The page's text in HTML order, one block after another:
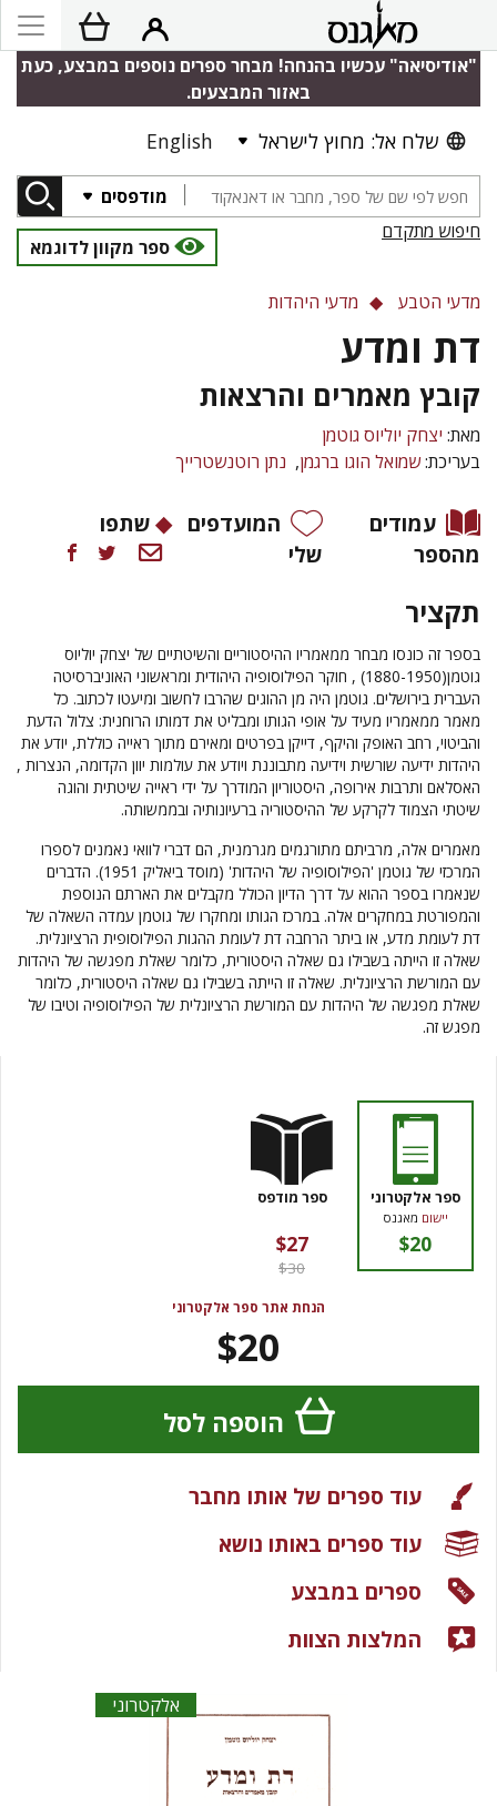
"אודיסיאה" עכשיו בהנחה! מבחר ספרים נוספים במבצע, כעת
באזור המבצעים.
שלח אל: מחוץ לישראל English
מודפסים
חיפוש מתקדם
ספר מקוון לדוגמא
אלקטרוני
מדעי הטבע מדעי היהדות
דת ומדע
קובץ מאמרים והרצאות
מאת: יצחק יוליוס גוטמן
בעריכת:שמואל הוגו ברגמן נתן רוטנשטרייך
עמודים
מהספר
המועדפים
שלי
שתפו
תקציר
בספר זה כונסו מבחר ממאמריו ההיסטוריים והשיטתיים של יצחק יוליוס
גוטמן(1880-1950) , חוקר הפילוסופיה היהודית ומראשוני האוניברסיטה
העברית בירושלים. גוטמן היה מן ההוגים שהרבו לחשוב ומיעטו לכתוב. כל
מאמר ממאמריו מעיד על אופי הגותו ומבליט את דמותו הרוחנית: צלול הדעת
והביטוי, רחב האופק והיקף, דייקן בפרטים ומאירם מתוך ראייה כוללת, יודע את
היהדות ידיעה שורשית וידיעה מתבוננת ויודע את עולמות יוון הקדומה, הנצרות ,
האסלאם ותרבות אירופה, היסטוריון המודרך על ידי ראייה שיטתית והוגה
שיטתי הצמוד לקרקע של ההיסטוריה ברעיונותיה ובממשותה.
מאמרים אלה, מרביתם מתורגמים מגרמנית, הם דברי לוואי נאמנים לספרו
המרכזי של גוטמן 'הפילוסופיה של היהדות' (מוסד ביאליק 1951). הדברים
שנאמרו בספר ההוא על דרך הדיון הכולל מקבלים את הארתם הנוספת
והמפורטת במחקרים אלה. במרכז הגותו ומחקרו של גוטמן עמדה השאלה של
דת לעומת מדע, או ביתר הרחבה דת לעומת ההגות הפילוסופית הרציונלית.
שאלה זו הייתה בשבילו גם שאלה היסטורית, כלומר שאלת מפגשה של היהדות
עם המורשת הרציונלית. שאלה זו הייתה בשבילו גם שאלה היסטורית, כלומר
שאלת מפגשה של היהדות עם המורשת הרציונלית של הפילוסופיה וטיבו של
מפגש זה.
ספר אלקטרוני
יישום מאגנס
$20
ספר מודפס
$27
$30
הנחת אתר ספר אלקטרוני
$20
הוספה לסל
עוד ספרים של אותו מחבר
עוד ספרים באותו נושא
ספרים במבצע
המלצות הצוות